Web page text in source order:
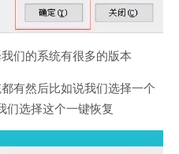
们的系统有很多的版本
有然后比如说我们选择一个
们选择这个一键恢复